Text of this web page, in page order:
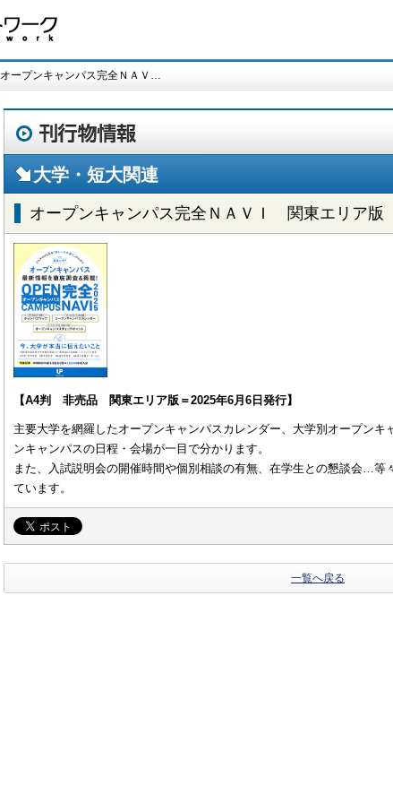
オープンキャンパス完全ＮＡＶ…
大学・短大関連
オープンキャンパス完全ＮＡＶＩ 関東エリア版
【A4判 非売品 関東エリア版＝2025年6月6日発行】
主要大学を網羅したオープンキャンパスカレンダー、大学別オープン
ンキャンパスの日程・会場が一目で分かります。
また、入試説明会の開催時間や個別相談の有無、在学生との懇談会…等
ています。
一覧へ戻る